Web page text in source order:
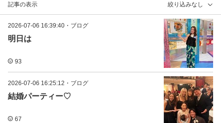
記事の表示 絞り込みなし
2026-07-06 16:39:40 ・ ブログ
明日は
93
2026-07-06 16:25:12 ・ ブログ
結婚パーティー♡
67